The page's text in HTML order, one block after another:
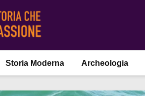
Storia Moderna Archeologia